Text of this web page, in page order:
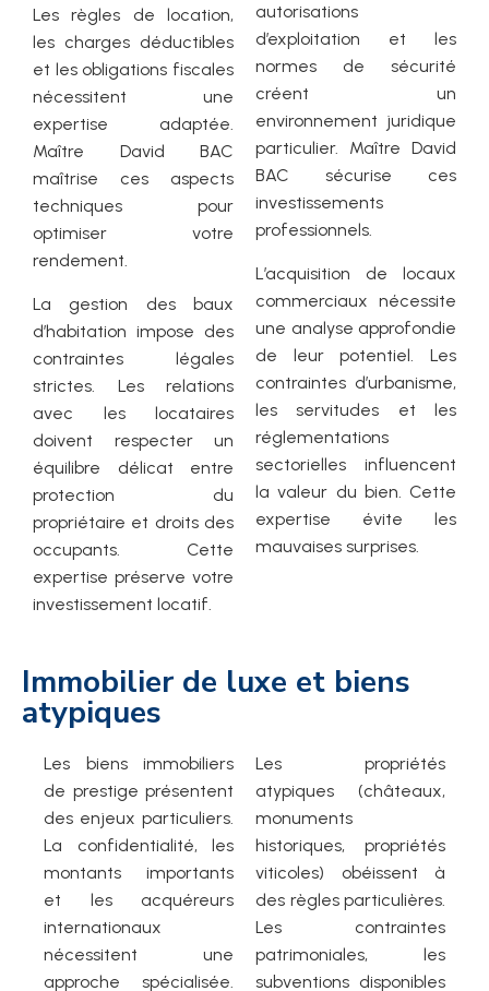
Les règles de location,
les charges déductibles
et les obligations fiscales
nécessitent une
expertise adaptée.
Maître David BAC
maîtrise ces aspects
techniques pour
optimiser votre
rendement.
La gestion des baux
d’habitation impose des
contraintes légales
strictes. Les relations
avec les locataires
doivent respecter un
équilibre délicat entre
protection du
propriétaire et droits des
occupants. Cette
expertise préserve votre
investissement locatif.
autorisations
d’exploitation et les
normes de sécurité
créent un
environnement juridique
particulier. Maître David
BAC sécurise ces
investissements
professionnels.
L’acquisition de locaux
commerciaux nécessite
une analyse approfondie
de leur potentiel. Les
contraintes d’urbanisme,
les servitudes et les
réglementations
sectorielles influencent
la valeur du bien. Cette
expertise évite les
mauvaises surprises.
Immobilier de luxe et biens
atypiques
Les biens immobiliers
de prestige présentent
des enjeux particuliers.
La confidentialité, les
montants importants
et les acquéreurs
internationaux
nécessitent une
approche spécialisée.
Les propriétés
atypiques (châteaux,
monuments
historiques, propriétés
viticoles) obéissent à
des règles particulières.
Les contraintes
patrimoniales, les
subventions disponibles